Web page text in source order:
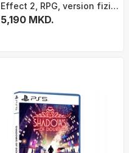
Effect 2, RPG, version fizik,
shumëngjyrëshe
5,190 MKD.